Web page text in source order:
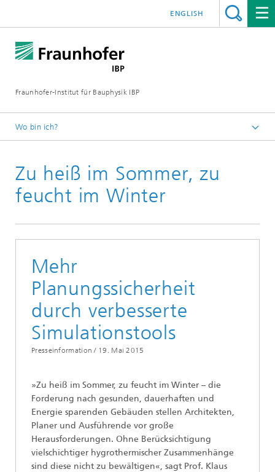
Fraunhofer-Institut für Bauphysik IBP
ENGLISH
Wo bin ich?
Zu heiß im Sommer, zu
feucht im Winter
Mehr
Planungssicherheit
durch verbesserte
Simulationstools
Presseinformation / 19. Mai 2015
»Zu heiß im Sommer, zu feucht im Winter – die
Forderung nach gesunden, dauerhaften und
Energie sparenden Gebäuden stellen Architekten,
Planer und Ausführende vor große
Herausforderungen. Ohne Berücksichtigung
vielschichtiger hygrothermischer Zusammenhänge
sind diese nicht zu bewältigen«, sagt Prof. Klaus